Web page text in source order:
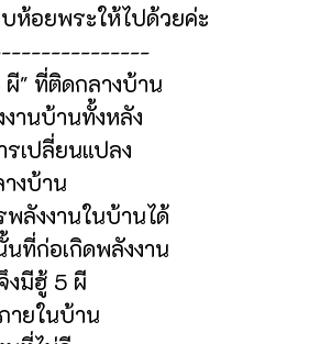
ห้อยพระให้ไปด้วยค่ะ
" ที่ติดกลางบ้าน
านบ้านทั้งหลัง
รเปลี่ยนแปลง
งบ้าน
ลังงานในบ้านได้
นที่ก่อเกิดพลังงาน
งมีฮู้ 5 ผี
ายในบ้าน